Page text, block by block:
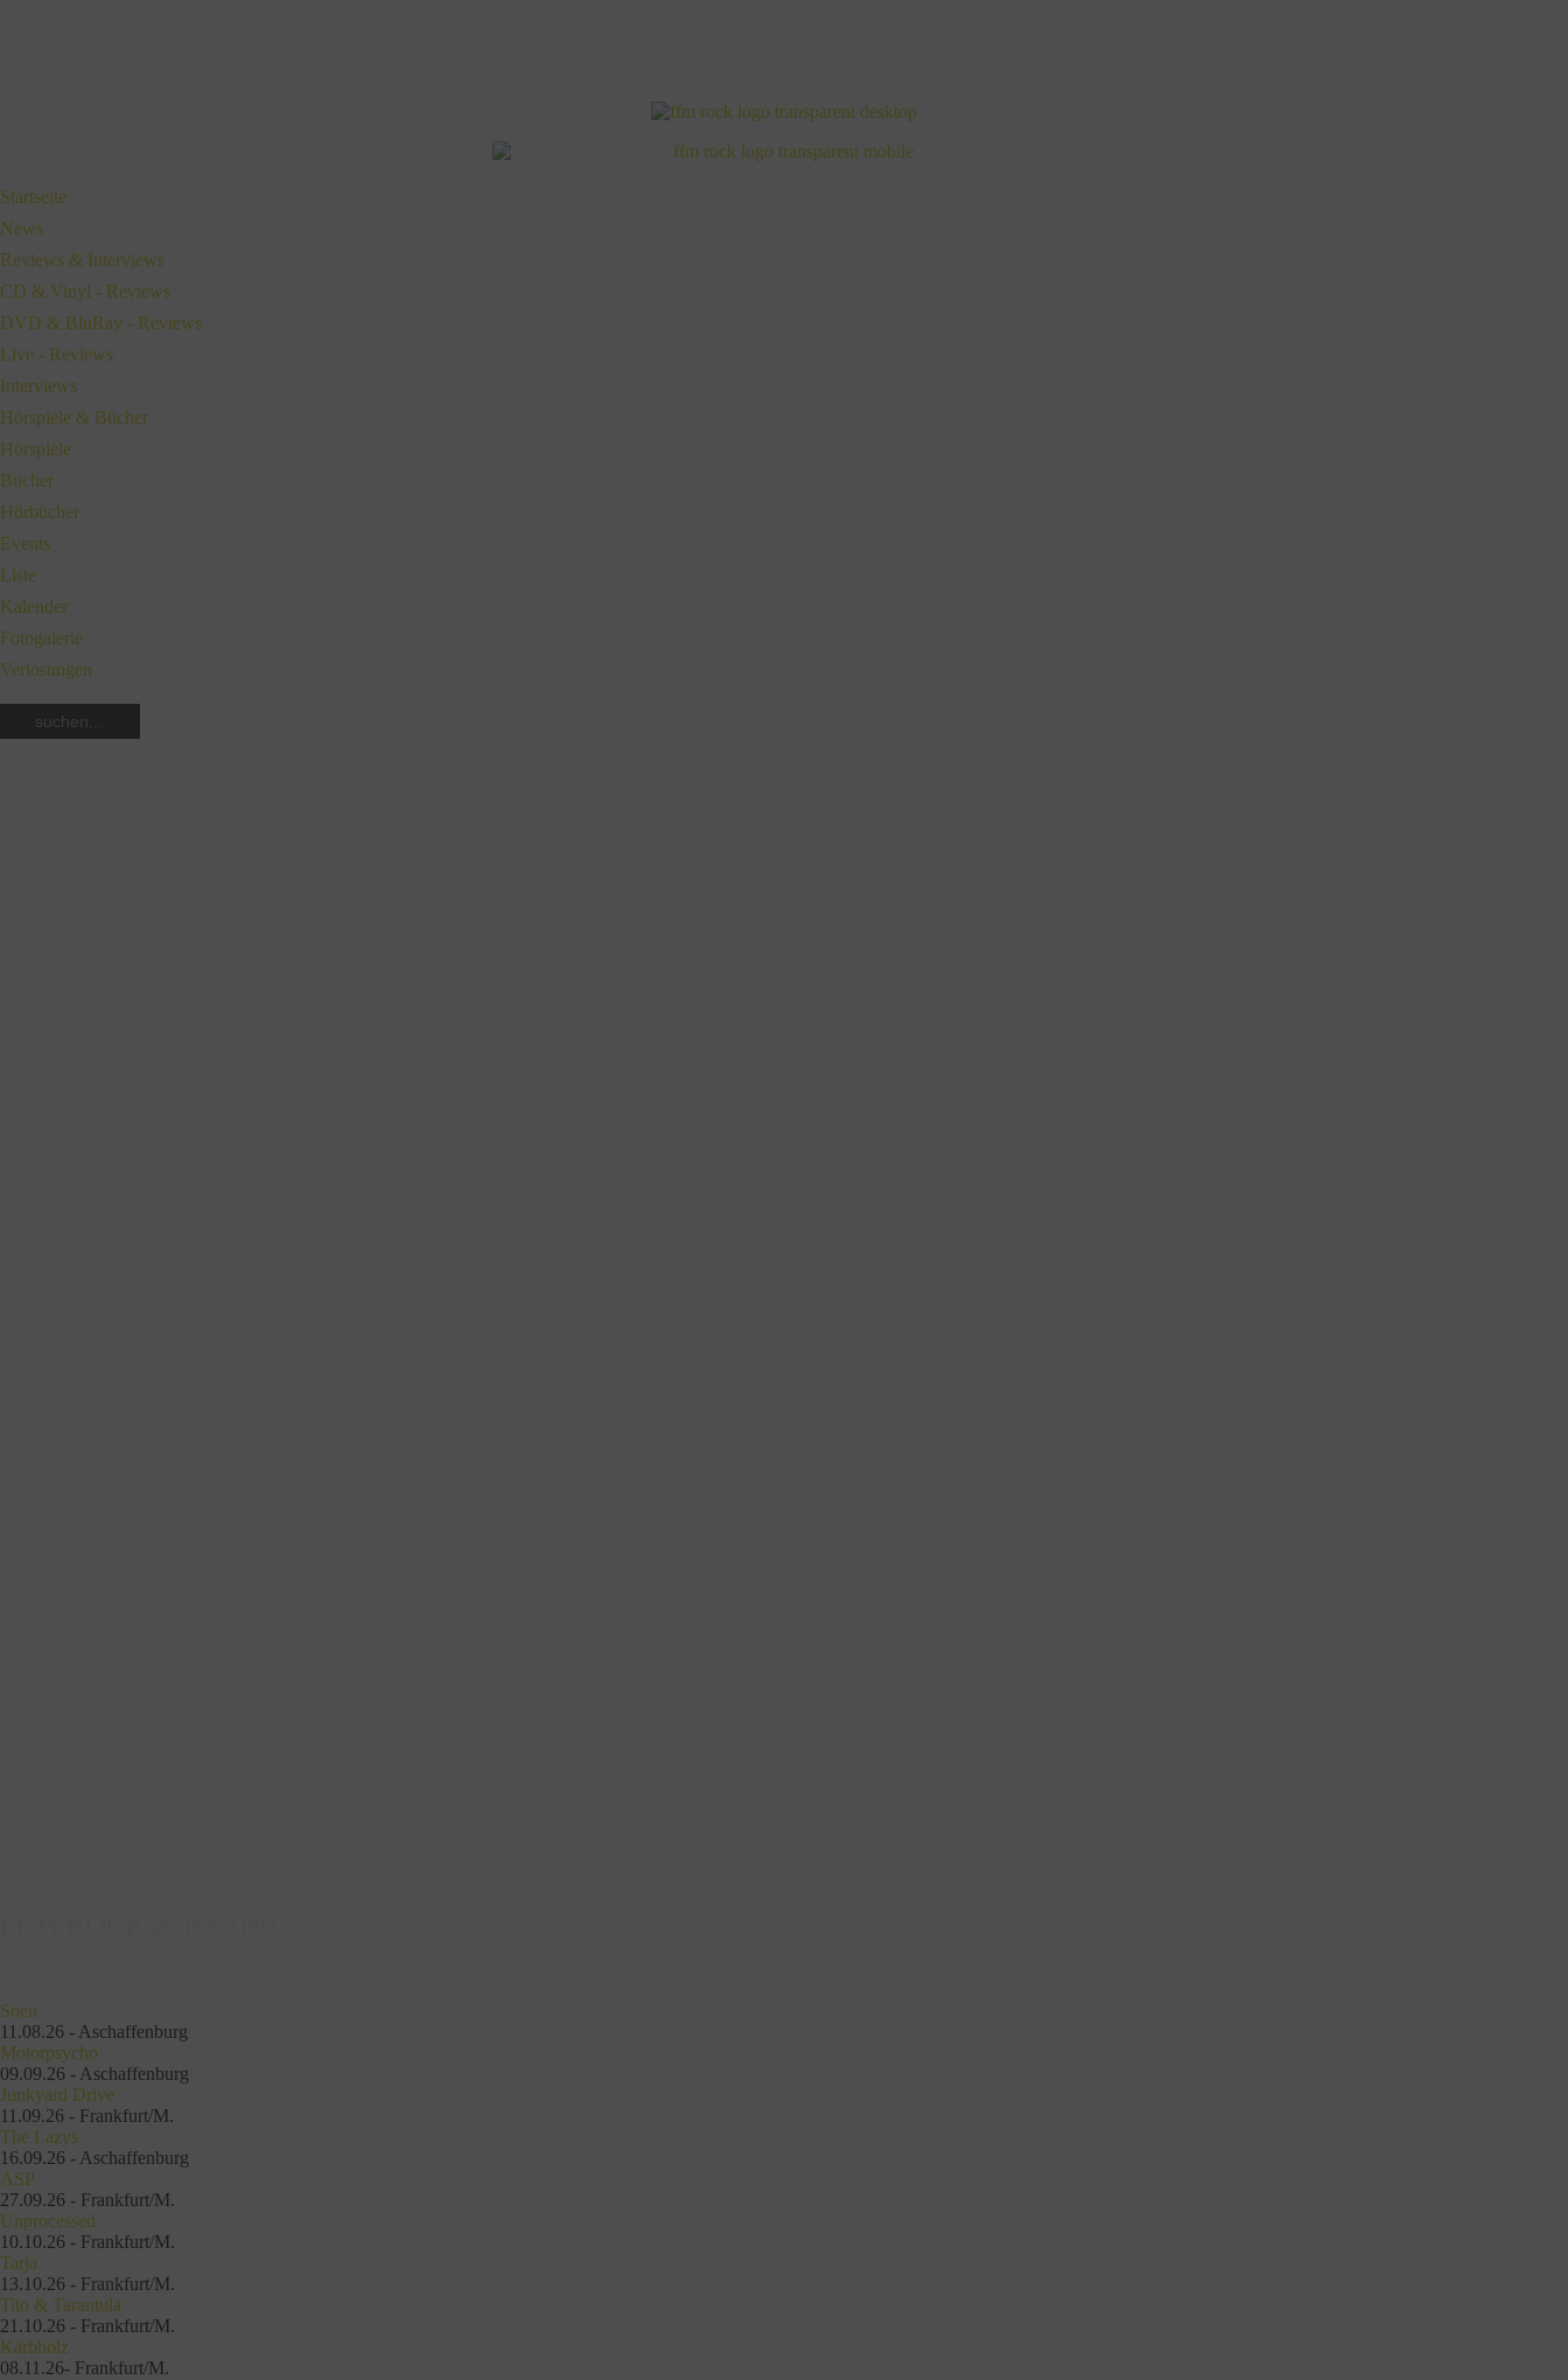
Startseite
News
Reviews & Interviews
CD & Vinyl - Reviews
DVD & BluRay - Reviews
Live - Reviews
Interviews
Hörspiele & Bücher
Hörspiele
Bücher
Hörbücher
Events
Liste
Kalender
Fotogalerie
Verlosungen
Soen
11.08.26 - Aschaffenburg
Motorpsycho
09.09.26 - Aschaffenburg
Junkyard Drive
11.09.26 - Frankfurt/M.
The Lazys
16.09.26 - Aschaffenburg
ASP
27.09.26 - Frankfurt/M.
Unprocessed
10.10.26 - Frankfurt/M.
Tarja
13.10.26 - Frankfurt/M.
Tito & Tarantula
21.10.26 - Frankfurt/M.
Kärbholz
08.11.26- Frankfurt/M.